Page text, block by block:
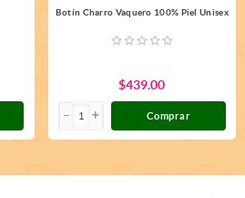
Botín Charro Vaquero 100% Piel Unisex
$439.00
Comprar